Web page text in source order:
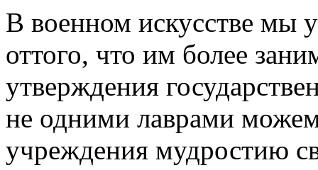
В военном искусстве мы
оттого, что им более
утверждения
не одними лаврами
учреждения мудростию